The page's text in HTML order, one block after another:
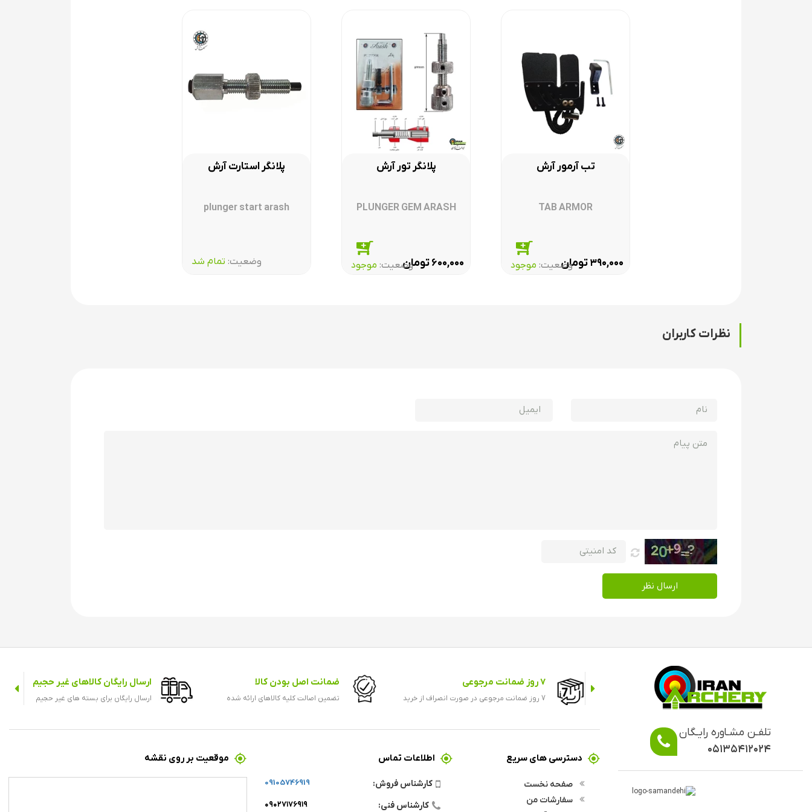
فرآیند تولید قبضه: فول ماشینکاری
ایران آرچری تنها نماینده فروش اینترنتی این محصول از کمپانی کمان آرش است و دارای نشان اعتماد الکترونیکی از وزارت صمت است.
تب آرمور آرش
TAB ARMOR
۳۹۰,۰۰۰تومانوضعیت:‌ موجود
پلانگر تور آرش
PLUNGER GEM ARASH
۶۰۰,۰۰۰تومانوضعیت:‌ موجود
پلانگر استارت آرش
plunger start arash
وضعیت:‌ تمام شد
نظرات کاربران
ارسال نظر
تلفـن مشـاوره رایـگان
۰۵۱۳۵۴۱۲۰۲۴
7 روز ضمانت مرجوعی
7 روز ضمانت مرجوعی در صورت انصراف از خرید
ضمانت اصل بودن کالا
تضمین اصالت کلیه کالاهای ارائه شده
ارسال رایگان کالاهای غیر حجیم
ارسال رایگان برای بسته های غیر حجیم
دسترسی های سریع
صفحه نخست
سفارشات من
اطلاعات تماس
کارشناس فروش: 09105746919
کارشناس فنی: ۰۹۰۲۷۱۷۶۹۱۹
موقعیت بر روی نقشه